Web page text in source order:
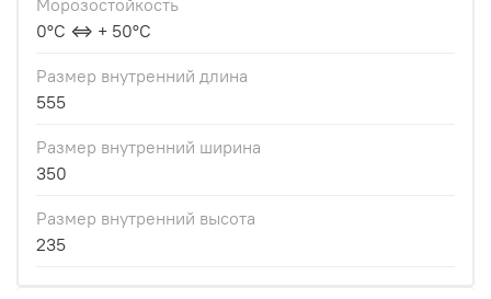
Морозостойкость
0°С ⇔ + 50°С
Размер внутренний длина
555
Размер внутренний ширина
350
Размер внутренний высота
235